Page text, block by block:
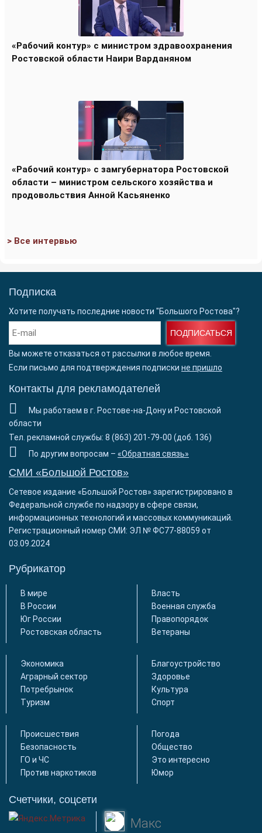
«Рабочий контур» с министром здравоохранения
Ростовской области Наири Варданяном
«Рабочий контур» с замгубернатора Ростовской
области – министром сельского хозяйства и
продовольствия Анной Касьяненко
> Все интервью
Подписка
Хотите получать последние новости "Большого Ростова"?
ПОДПИСАТЬСЯ
Вы можете отказаться от рассылки в любое время.
Если письмо для подтверждения подписки не пришло
Контакты для рекламодателей
Мы работаем в г. Ростове-на-Дону и Ростовской
области
Тел. рекламной службы: 8 (863) 201-79-00 (доб. 136)
По другим вопросам – «Обратная связь»
СМИ «Большой Ростов»
Сетевое издание «Большой Ростов» зарегистрировано в
Федеральной службе по надзору в сфере связи,
информационных технологий и массовых коммуникаций.
Регистрационный номер СМИ: ЭЛ № ФС77-88059 от
03.09.2024
Рубрикатор
В мире
В России
Юг России
Ростовская область
Власть
Военная служба
Правопорядок
Ветераны
Экономика
Аграрный сектор
Потребрынок
Туризм
Благоустройство
Здоровье
Культура
Спорт
Происшествия
Безопасность
ГО и ЧС
Против наркотиков
Погода
Общество
Это интересно
Юмор
Счетчики, соцсети
Макс